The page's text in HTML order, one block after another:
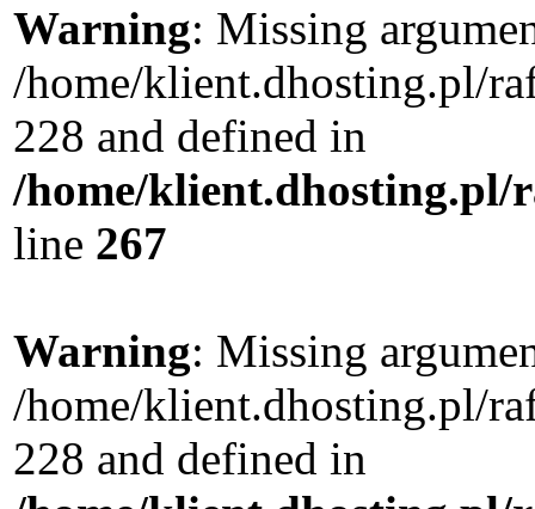
Warning: Missing
/home/klient.dhosting.pl/
228 and defined in
/home/klient.dhosting.pl/
line 267
Warning: Missing
/home/klient.dhosting.pl/
228 and defined in